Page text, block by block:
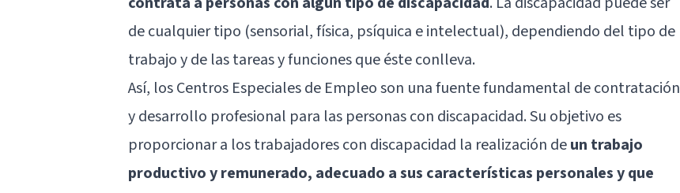
de cualquier tipo (sensorial, física, psíquica e intelectual), dependiendo del tipo de
trabajo y de las tareas y funciones que éste conlleva.
Así, los Centros Especiales de Empleo son una fuente fundamental de contratación
y desarrollo profesional para las personas con discapacidad. Su objetivo es
proporcionar a los trabajadores con discapacidad la realización deun trabajo
productivo y remunerado, adecuado a sus características personales y que